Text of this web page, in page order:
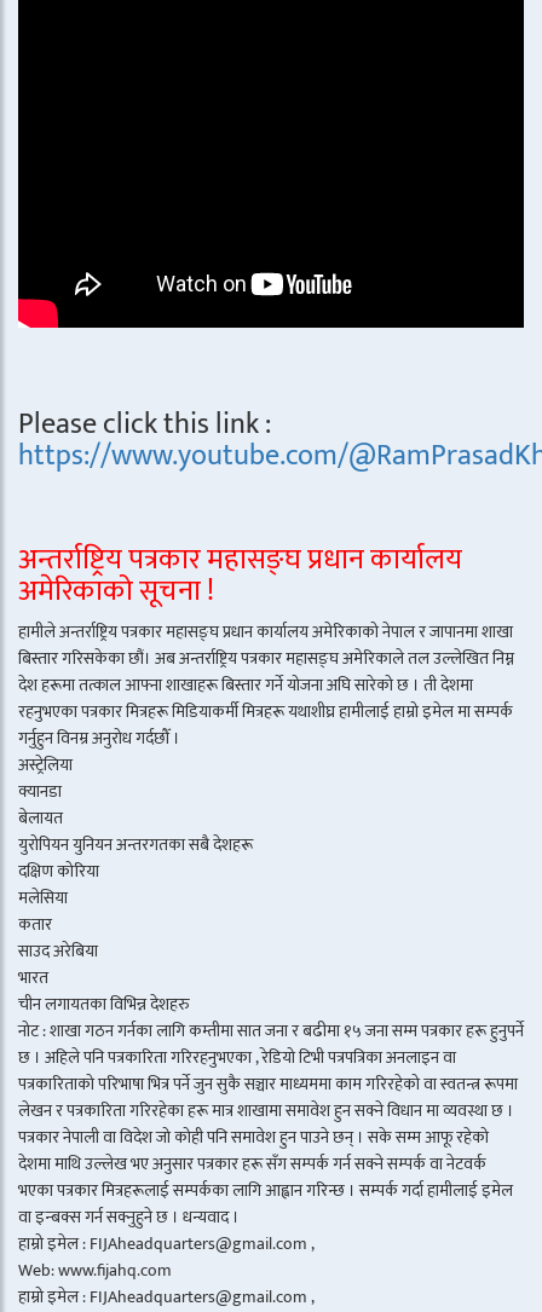
Please click this link :
https://www.youtube.com/
अन्तर्राष्ट्रिय पत्रकार महासङ्घ प्रधान कार्यालय
अमेरिकाको सूचना !
हामीले अन्तर्राष्ट्रिय पत्रकार महासङ्घ प्रधान कार्यालय अमेरिकाको नेपाल र जापानमा शाखा
बिस्तार गरिसकेका छौं। अब अन्तर्राष्ट्रिय पत्रकार महासङ्घ अमेरिकाले तल उल्लेखित निम्न
देश हरूमा तत्काल आफ्ना शाखाहरू बिस्तार गर्ने योजना अघि सारेको छ । ती देशमा
रहनुभएका पत्रकार मित्रहरू मिडियाकर्मी मित्रहरू यथाशीघ्र हामीलाई हाम्रो इमेल मा सम्पर्क
गर्नुहुन विनम्र अनुरोध गर्दछौँ ।
अस्ट्रेलिया
क्यानडा
बेलायत
युरोपियन युनियन अन्तरगतका सबै देशहरू
दक्षिण कोरिया
मलेसिया
कतार
साउद अरेबिया
भारत
चीन लगायतका विभिन्न देशहरु
नोट : शाखा गठन गर्नका लागि कम्तीमा सात जना र बढीमा १५ जना सम्म पत्रकार हरू हुनुपर्ने
छ । अहिले पनि पत्रकारिता गरिरहनुभएका , रेडियो टिभी पत्रपत्रिका अनलाइन वा
पत्रकारिताको परिभाषा भित्र पर्ने जुन सुकै सञ्चार माध्यममा काम गरिरहेको वा स्वतन्त्र रूपमा
लेखन र पत्रकारिता गरिरहेका हरू मात्र शाखामा समावेश हुन सक्ने विधान मा व्यवस्था छ ।
पत्रकार नेपाली वा विदेश जो कोही पनि समावेश हुन पाउने छन् । सके सम्म आफू रहेको
देशमा माथि उल्लेख भए अनुसार पत्रकार हरू सँग सम्पर्क गर्न सक्ने सम्पर्क वा नेटवर्क
भएका पत्रकार मित्रहरूलाई सम्पर्कका लागि आह्वान गरिन्छ । सम्पर्क गर्दा हामीलाई इमेल
वा इन्बक्स गर्न सक्नुहुने छ । धन्यवाद ।
हाम्रो इमेल : FIJAheadquarters@gmail.com ,
Web: www.fijahq.com
हाम्रो इमेल : FIJAheadquarters@gmail.com ,